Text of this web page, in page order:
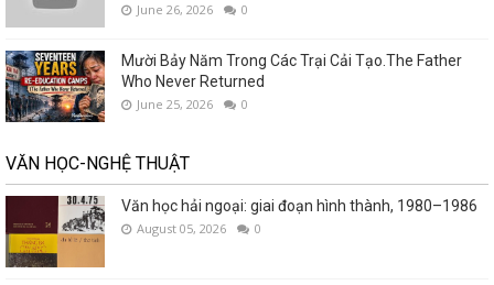
June 26, 2026 0
Mười Bảy Năm Trong Các Trại Cải Tạo.The Father
Who Never Returned
June 25, 2026 0
VĂN HỌC-NGHỆ THUẬT
Văn học hải ngoại: giai đoạn hình thành, 1980–1986
August 05, 2026 0